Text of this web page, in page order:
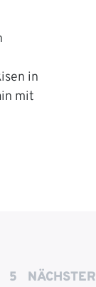
in
mit
5 NÄCHSTER